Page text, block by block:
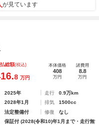
が見ています
総額(税込)
8 万円
本体価格
408
万円
諸費用
8.8
万円
2025年 走行
0.9万km
2028年1月 排気
1500cc
法定整備付 修復
なし
保証付 (2028(令和10)年1月まで・走行無